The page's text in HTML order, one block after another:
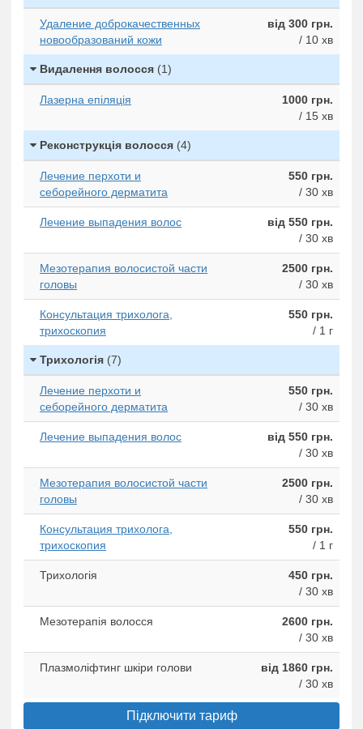
Удаление доброкачественных
новообразований кожи
від 300 грн.
/ 10 хв
Видалення волосся (1)
Лазерна епіляція
1000 грн.
/ 15 хв
Реконструкція волосся (4)
Лечение перхоти и
себорейного дерматита
550 грн.
/ 30 хв
Лечение выпадения волос
від 550 грн.
/ 30 хв
Мезотерапия волосистой части
головы
2500 грн.
/ 30 хв
Консультация трихолога,
трихоскопия
550 грн.
/ 1 г
Трихологія (7)
Лечение перхоти и
себорейного дерматита
550 грн.
/ 30 хв
Лечение выпадения волос
від 550 грн.
/ 30 хв
Мезотерапия волосистой части
головы
2500 грн.
/ 30 хв
Консультация трихолога,
трихоскопия
550 грн.
/ 1 г
Трихологія
450 грн.
/ 30 хв
Мезотерапія волосся
2600 грн.
/ 30 хв
Плазмоліфтинг шкіри голови
від 1860 грн.
/ 30 хв
Підключити тариф